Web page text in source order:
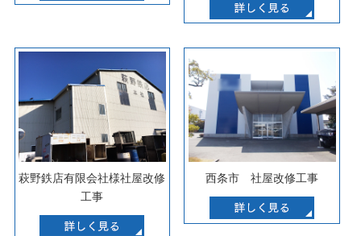
萩野鉄店有限会社様社屋改修
工事
西条市 社屋改修工事